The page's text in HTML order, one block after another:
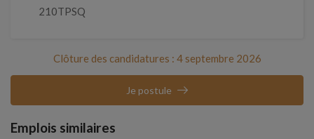
210TPSQ
Clôture des candidatures : 4 septembre 2026
Je postule
Emplois similaires